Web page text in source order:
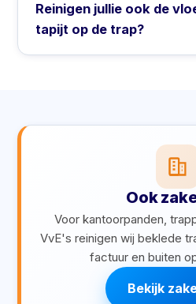
Reinigen jullie ook de
tapijt op de trap?
Ook
Voor kantoorpanden,
VvE's reinigen wij beklede
factuur en buiten
Bekijk